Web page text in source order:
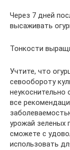
Через 7 дней
высаживать
Тонкости
Учтите, что
севообороту
все
урожай зеленых
сможете с
использовать